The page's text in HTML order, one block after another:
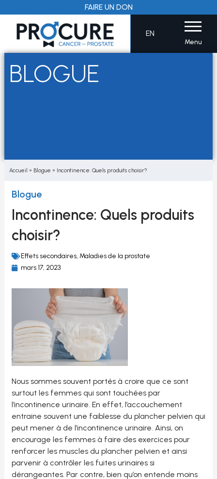
au
contenu
FAIRE UN DON
EN
Menu
BLOGUE
Accueil » Blogue » Incontinence: Quels produits choisir?
Blogue
Incontinence: Quels produits
choisir?
Effets secondaires, Maladies de la prostate
mars 17, 2023
Nous sommes souvent portés à croire que ce sont
surtout les femmes qui sont touchées par
l’incontinence urinaire. En effet, l’accouchement
entraine souvent une faiblesse du plancher pelvien qui
peut mener à de l’incontinence urinaire. Ainsi, on
encourage les femmes à faire des exercices pour
renforcer les muscles du plancher pelvien et ainsi
parvenir à contrôler les fuites urinaires si
dérangeantes. Par contre, bien qu’on entende moins